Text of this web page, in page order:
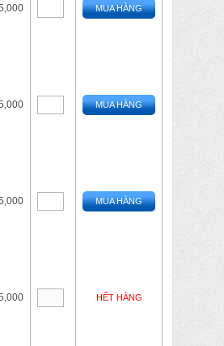
MUA HÀNG
MUA HÀNG
MUA HÀNG
HẾT HÀNG